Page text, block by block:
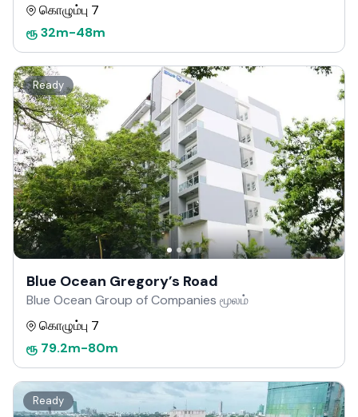
கொழும்பு 7
ரூ32m-48m
Ready
Blue Ocean Gregory’s Road
Blue Ocean Group of Companies மூலம்
கொழும்பு 7
ரூ 79.2m-80m
Ready